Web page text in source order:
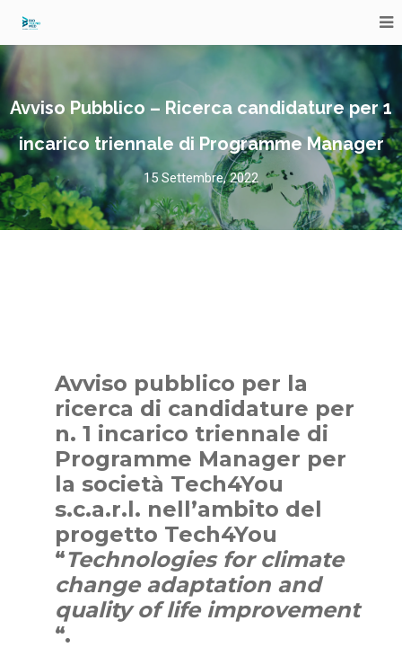
Avviso Pubblico – Ricerca candidature per 1
incarico triennale di Programme Manager
15 Settembre, 2022
Avviso pubblico per la
ricerca di candidature per
n. 1 incarico triennale di
Programme Manager per
la società Tech4You
s.c.a.r.l. nell’ambito del
progetto Tech4You
“Technologies for climate
change adaptation and
quality of life improvement
“.